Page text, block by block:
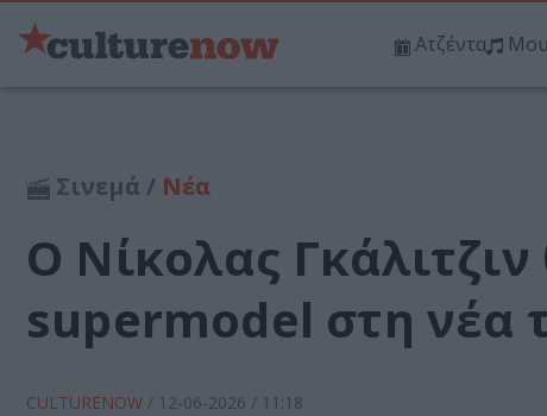
Ατζέντα
Σινεμά / Νέα
Ο Νίκολας
supermodel στη νέα
CULTURENOW / 12-06-2026 / 11:18